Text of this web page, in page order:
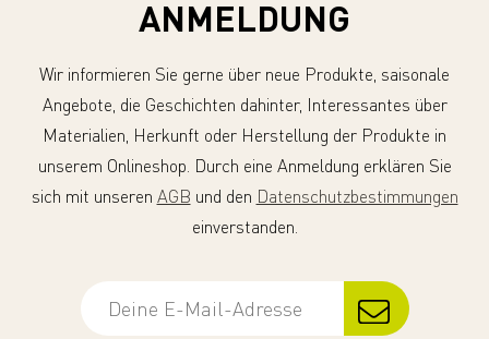
ANMELDUNG
Wir informieren Sie gerne über neue Produkte, saisonale
Angebote, die Geschichten dahinter, Interessantes über
Materialien, Herkunft oder Herstellung der Produkte in
unserem Onlineshop. Durch eine Anmeldung erklären Sie
sich mit unseren AGB und den Datenschutzbestimmungen
einverstanden.